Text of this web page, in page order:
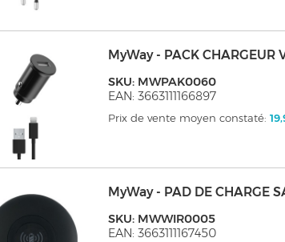
MyWay - PACK CHARGEUR
SKU: MWPAK0060
EAN: 3663111166897
Prix de vente moyen constaté:
MyWay - PAD DE CHARGE
SKU: MWWIR0005
EAN: 3663111167450